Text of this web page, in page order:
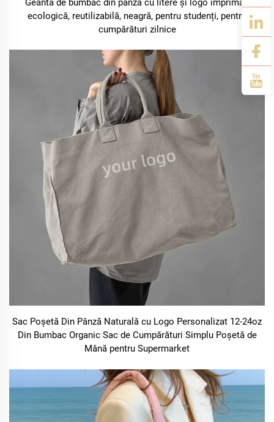
Geantă de bumbac din panză cu litere și logo imprimat,
ecologică, reutilizabilă, neagră, pentru studenți, pentru
cumpărături zilnice
Sac Poșetă Din Pânză Naturală cu Logo Personalizat 12-24oz
Din Bumbac Organic Sac de Cumpărături Simplu Poșetă de
Mână pentru Supermarket